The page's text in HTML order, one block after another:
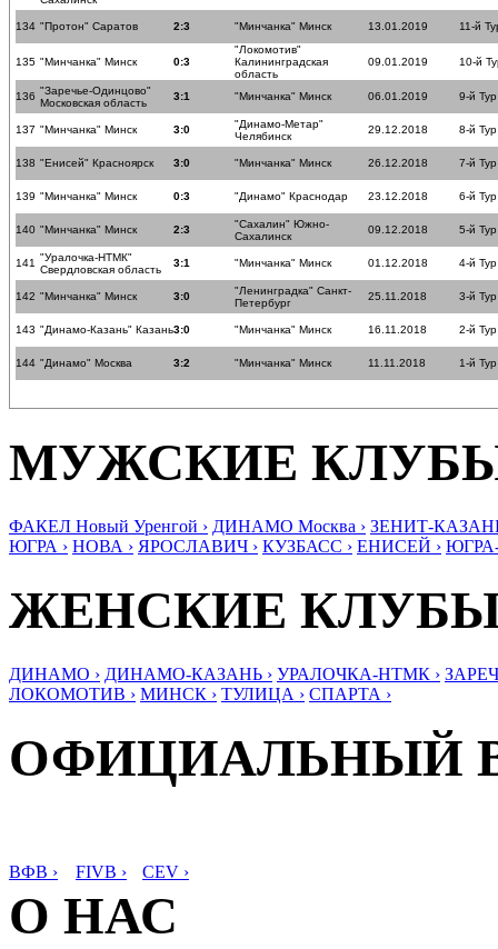
134 "Протон" Саратов 2:3 "Минчанка" Минск 13.01.2019 11-й
135 "Минчанка" Минск 0:3
"Локомотив"
Калининградская
область
09.01.2019 10-й
136 "Заречье-Одинцово"
Московская область
3:1 "Минчанка" Минск 06.01.2019 9-й Тур
137 "Минчанка" Минск 3:0
"Динамо-Метар"
Челябинск
29.12.2018 8-й Тур
138 "Енисей" Красноярск 3:0 "Минчанка" Минск 26.12.2018 7-й Тур
139 "Минчанка" Минск 0:3 "Динамо" Краснодар 23.12.2018 6-й Тур
140 "Минчанка" Минск 2:3
"Сахалин" Южно-
Сахалинск
09.12.2018 5-й Тур
141 "Уралочка-НТМК"
Свердловская область
3:1 "Минчанка" Минск 01.12.2018 4-й Тур
142 "Минчанка" Минск 3:0
"Ленинградка" Санкт-
Петербург
25.11.2018 3-й Тур
143 "Динамо-Казань" Казань3:0 "Минчанка" Минск 16.11.2018 2-й Тур
144 "Динамо" Москва 3:2 "Минчанка" Минск 11.11.2018 1-й Тур
МУЖСКИЕ
ФАКЕЛ Новый Уренгой › ДИНАМО Москва › ЗЕНИТ-
ЮГРА › НОВА › ЯРОСЛАВИЧ › КУЗБАСС › ЕНИСЕЙ ›
ЖЕНСКИЕ
ДИНАМО › ДИНАМО-КАЗАНЬ › УРАЛОЧКА-НТМК ›
ЛОКОМОТИВ › МИНСК › ТУЛИЦА › СПАРТА ›
ОФИЦИАЛЬНЫЙ
ВФВ › FIVB › CEV ›
О НАС